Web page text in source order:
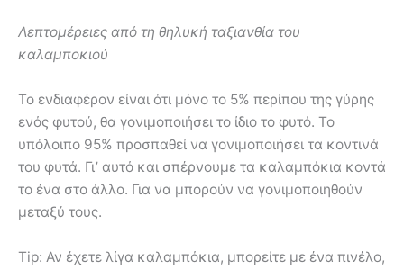
Λεπτομέρειες από τη θηλυκή ταξιανθία του
καλαμποκιού
Το ενδιαφέρον είναι ότι μόνο το 5% περίπου της γύρης
ενός φυτού, θα γονιμοποιήσει το ίδιο το φυτό. Το
υπόλοιπο 95% προσπαθεί να γονιμοποιήσει τα κοντινά
του φυτά. Γι’ αυτό και σπέρνουμε τα καλαμπόκια κοντά
το ένα στο άλλο. Για να μπορούν να γονιμοποιηθούν
μεταξύ τους.
Tip: Αν έχετε λίγα καλαμπόκια, μπορείτε με ένα πινέλο,